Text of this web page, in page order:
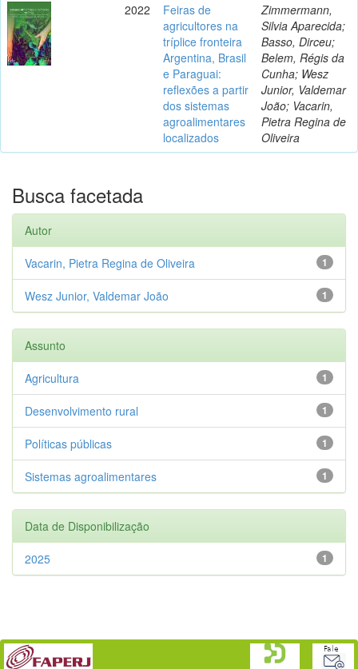
2022
Feiras de
agricultores na
tríplice fronteira
Argentina, Brasil
e Paraguai:
reflexões a partir
dos sistemas
agroalimentares
localizados
Zimmermann,
Silvia Aparecida;
Basso, Dirceu;
Belem, Régis da
Cunha; Wesz
Junior, Valdemar
João; Vacarin,
Pietra Regina de
Oliveira
Busca facetada
Autor
1
Vacarin, Pietra Regina de Oliveira
1
Wesz Junior, Valdemar João
Assunto
1
Agricultura
1
Desenvolvimento rural
1
Políticas públicas
1
Sistemas agroalimentares
Data de Disponibilização
1
2025